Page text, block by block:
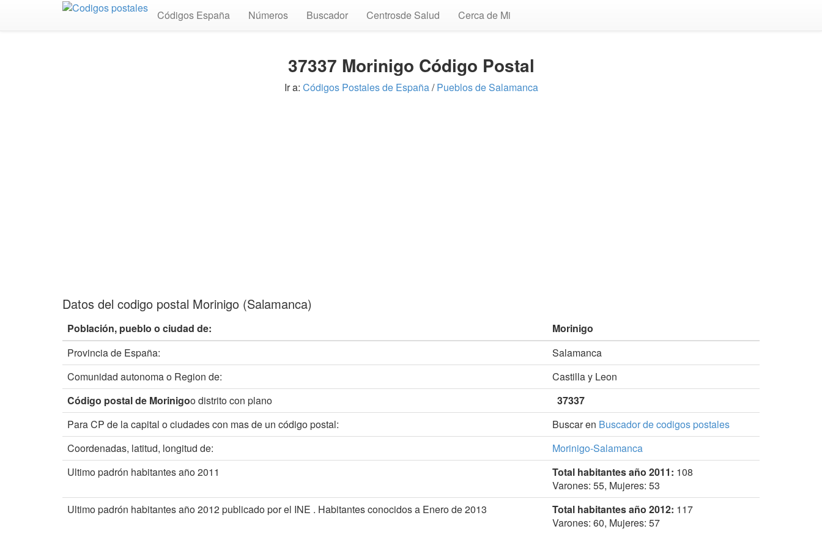
Códigos España Números Buscador Centrosde Salud Cerca de Mi
37337 Morinigo Código Postal
Ir a: Códigos Postales de España/Pueblos de Salamanca
Datos del codigo postal Morinigo (Salamanca)
Población, pueblo o ciudad de:
Morinigo
Provincia de España:
Salamanca
Comunidad autonoma o Region de:
Castilla y Leon
Código postal de Morinigoo distrito con plano
37337
Para CP de la capital o ciudades con mas de un código postal:
Buscar en Buscador de codigos postales
Coordenadas, latitud, longitud de:
Morinigo-Salamanca
Ultimo padrón habitantes año 2011
Total habitantes año 2011: 108
Varones: 55, Mujeres: 53
Ultimo padrón habitantes año 2012 publicado por el INE . Habitantes conocidos a Enero de 2013
Total habitantes año 2012: 117
Varones: 60, Mujeres: 57